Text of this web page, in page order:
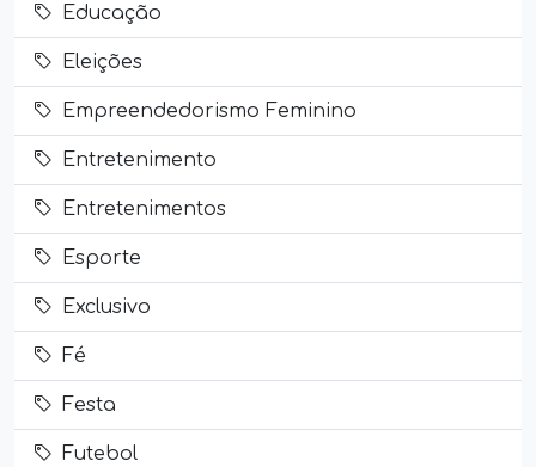
Educação
Eleições
Empreendedorismo Feminino
Entretenimento
Entretenimentos
Esporte
Exclusivo
Fé
Festa
Futebol